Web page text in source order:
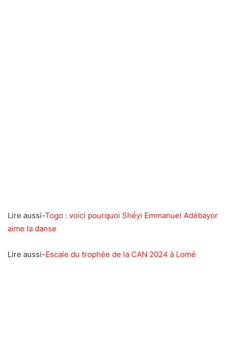
Lire aussi-Togo : voici pourquoi Shéyi Emmanuel Adébayor
aime la danse
Lire aussi-Escale du trophée de la CAN 2024 à Lomé